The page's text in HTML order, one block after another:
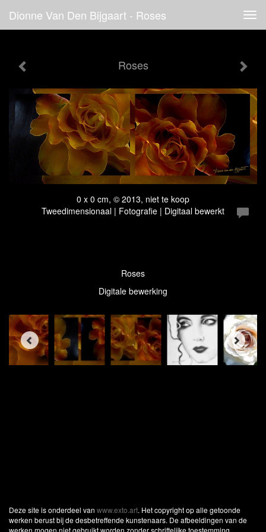
Dionne Van Den Bijgaart - Roses
Roses
0 x 0 cm, © 2013, niet te koop
Tweedimensionaal | Fotografie | Digitaal bewerkt
Roses
Digitale bewerking
Deze site is onderdeel van www.exto.art. Het copyright op alle getoonde
werken berust bij de desbetreffende kunstenaars. De afbeeldingen van de
werken mogen niet gebruikt worden zonder schriftelijke toestemming.